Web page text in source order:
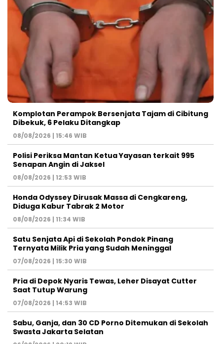
Komplotan Perampok Bersenjata Tajam di Cibitung
Dibekuk, 6 Pelaku Ditangkap
08/08/2026 | 15:46 WIB
Polisi Periksa Mantan Ketua Yayasan terkait 995
Senapan Angin di Jaksel
08/08/2026 | 12:53 WIB
Honda Odyssey Dirusak Massa di Cengkareng,
Diduga Kabur Tabrak 2 Motor
08/08/2026 | 11:34 WIB
Satu Senjata Api di Sekolah Pondok Pinang
Ternyata Milik Pria yang Sudah Meninggal
07/08/2026 | 15:30 WIB
Pria di Depok Nyaris Tewas, Leher Disayat Cutter
Saat Tutup Warung
07/08/2026 | 14:53 WIB
Sabu, Ganja, dan 30 CD Porno Ditemukan di Sekolah
Swasta Jakarta Selatan